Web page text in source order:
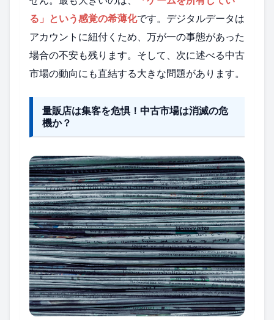
る」という感覚の希薄化です。デジタルデータは
アカウントに紐付くため、万が一の事態があった
場合の不安も残ります。そして、次に述べる中古
市場の動向にも直結する大きな問題があります。
量販店は集客を危惧！中古市場は消滅の危
機か？